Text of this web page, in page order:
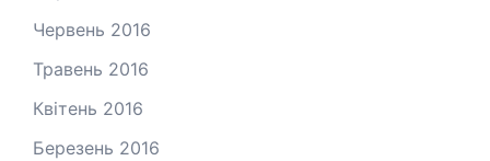
Червень 2016
Травень 2016
Квітень 2016
Березень 2016